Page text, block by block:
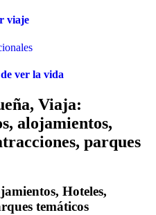
viaje
ver la vida
Viaja:
alojamientos,
parques
Hoteles,
temáticos